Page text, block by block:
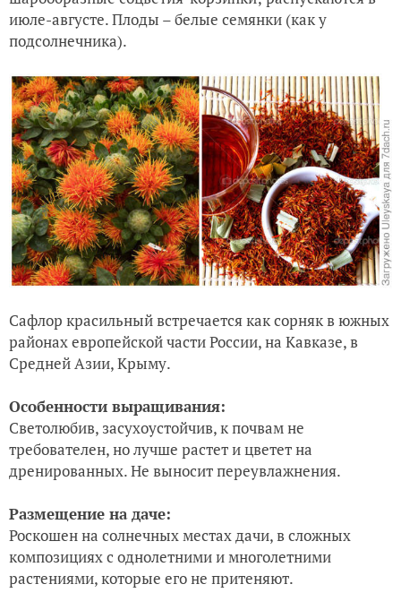
июле-августе. Плоды – белые семянки (как у
подсолнечника).
Сафлор красильный встречается как сорняк в южных
районах европейской части России, на Кавказе, в
Средней Азии, Крыму.
Особенности выращивания:
Светолюбив, засухоустойчив, к почвам не
требователен, но лучше растет и цветет на
дренированных. Не выносит переувлажнения.
Размещение на даче:
Роскошен на солнечных местах дачи, в сложных
композициях с однолетними и многолетними
растениями, которые его не притеняют.